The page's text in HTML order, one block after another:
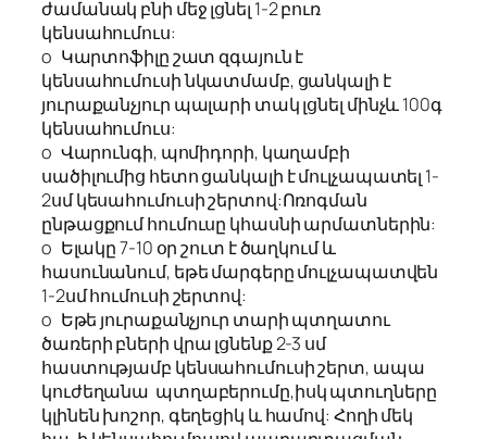
ժամանակ բնի մեջ լցնել 1-2 բուռ
կենսահումուս:
o Կարտոֆիլը շատ զգայուն է
կենսահումուսի նկատմամբ, ցանկալի է
յուրաքանչյուր պալարի տակ լցնել մինչև 100գ
կենսահումուս:
o Վարունգի, պոմիդորի, կաղամբի
սածիլումից հետո ցանկալի է մուլչապատել 1-
2սմ կեսահումուսի շերտով:Ոռոգման
ընթացքում հումուսը կհասնի արմատներին:
o Ելակը 7-10 օր շուտ է ծաղկում և
հասունանում, եթե մարգերը մուլչապատվեն
1-2սմ հումուսի շերտով:
o Եթե յուրաքանչյուր տարի պտղատու
ծառերի բների վրա լցնենք 2-3 սմ
հաստությամբ կենսահումուսի շերտ, ապա
կուժեղանա պտղաբերումը,իսկ պտուղները
կլինեն խոշոր, գեղեցիկ և համով: Հողի մեկ